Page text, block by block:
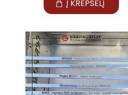
Į KREPŠELĮ